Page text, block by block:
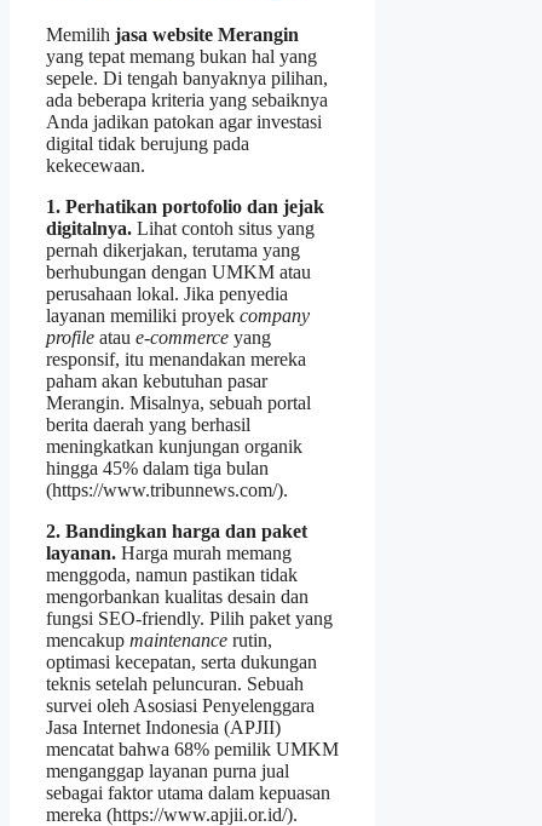
Memilih jasa website Merangin
yang tepat memang bukan hal yang
sepele. Di tengah banyaknya pilihan,
ada beberapa kriteria yang sebaiknya
Anda jadikan patokan agar investasi
digital tidak berujung pada
kekecewaan.
1. Perhatikan portofolio dan jejak
digitalnya. Lihat contoh situs yang
pernah dikerjakan, terutama yang
berhubungan dengan UMKM atau
perusahaan lokal. Jika penyedia
layanan memiliki proyek company
profile atau e‑commerce yang
responsif, itu menandakan mereka
paham akan kebutuhan pasar
Merangin. Misalnya, sebuah portal
berita daerah yang berhasil
meningkatkan kunjungan organik
hingga 45% dalam tiga bulan
(https://www.tribunnews.com/).
2. Bandingkan harga dan paket
layanan. Harga murah memang
menggoda, namun pastikan tidak
mengorbankan kualitas desain dan
fungsi SEO‑friendly. Pilih paket yang
mencakup maintenance rutin,
optimasi kecepatan, serta dukungan
teknis setelah peluncuran. Sebuah
survei oleh Asosiasi Penyelenggara
Jasa Internet Indonesia (APJII)
mencatat bahwa 68% pemilik UMKM
menganggap layanan purna jual
sebagai faktor utama dalam kepuasan
mereka (https://www.apjii.or.id/).